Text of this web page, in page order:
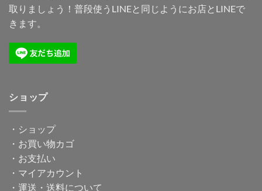
取りましょう！普段使うLINEと同じようにお店とLINEで
きます。
ショップ
・ ショップ
・ お買い物カゴ
・ お支払い
・ マイアカウント
・ 運送・送料について